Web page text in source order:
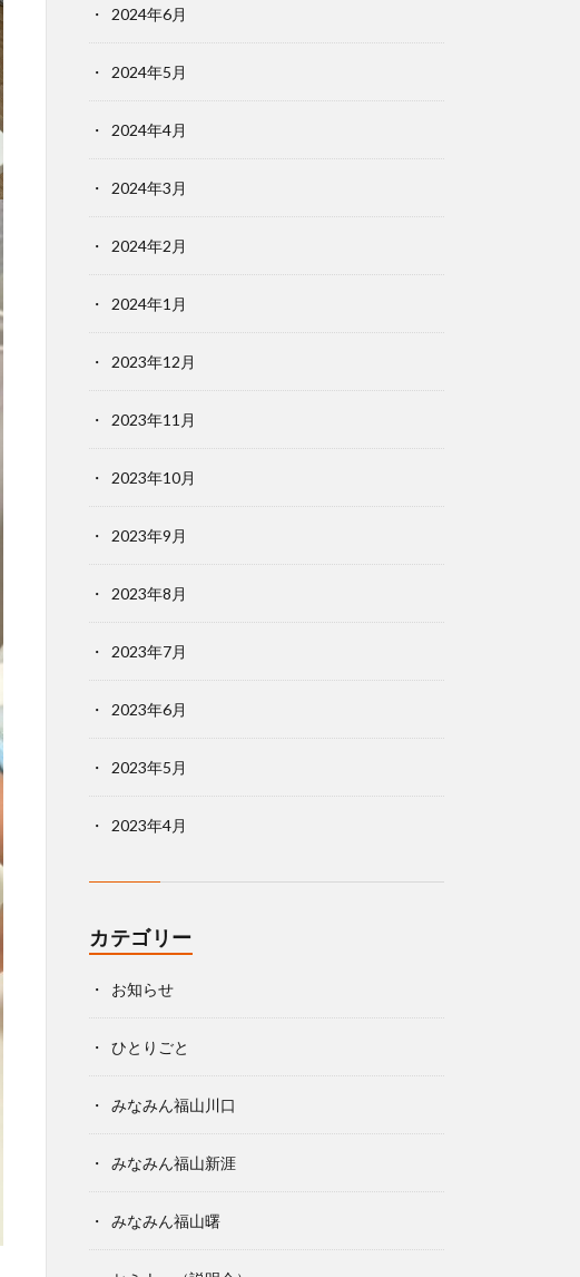
2024年6月
2024年5月
2024年4月
2024年3月
2024年2月
2024年1月
2023年12月
2023年11月
2023年10月
2023年9月
2023年8月
2023年7月
2023年6月
2023年5月
2023年4月
カテゴリー
お知らせ
ひとりごと
みなみん福山川口
みなみん福山新涯
みなみん福山曙